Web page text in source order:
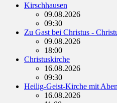
Kirschhausen
09.08.2026
09:30
Zu Gast bei Christus -
09.08.2026
18:00
Christuskirche
16.08.2026
09:30
Heilig-Geist-Kirche mit
16.08.2026